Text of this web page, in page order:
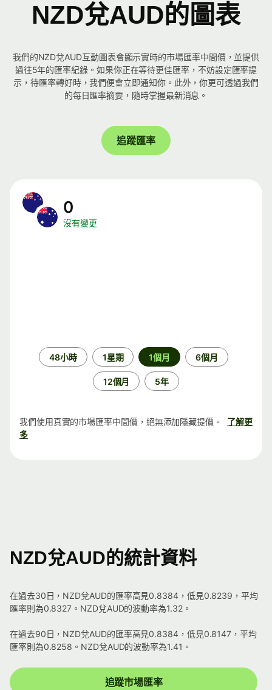
NZD兌AUD的圖表
我們的NZD兌AUD互動圖表會顯示實時的市場匯率中間價，並提供
過往5年的匯率紀錄。如果你正在等待更佳匯率，不妨設定匯率提
示，待匯率轉好時，我們便會立即通知你。此外，你更可透過我們
的每日匯率摘要，隨時掌握最新消息。
追蹤匯率
0
沒有變更
48小時 1星期 1個月 6個月
12個月 5年
我們使用真實的市場匯率中間價，絕無添加隱藏提價。
了解更
多
NZD兌AUD的統計資料
在過去30日，NZD兌AUD的匯率高見0.8384，低見0.8239，平均
匯率則為0.8327。NZD兌AUD的波動率為1.32。
在過去90日，NZD兌AUD的匯率高見0.8384，低見0.8147，平均
匯率則為0.8258。NZD兌AUD的波動率為1.41。
追蹤市場匯率